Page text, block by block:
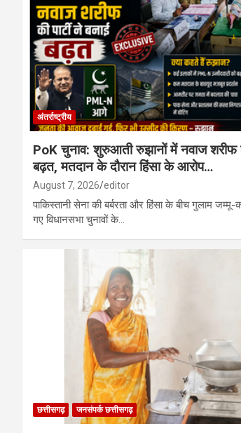
मध्य प्रदेश में दिल दहला देने
बालोद : शासकीय उच्चतर
अंतर्राष्ट्रीय
PoK चुनाव: शुरुआती रुझानों में नवाज शरीफ
बढ़त, मतदान के दौरान हिंसा के आरोप…
August 7, 2026 editor
पाकिस्तानी सेना की बर्बरता और हिंसा के बीच गुलाम जम्मू-
गए विधानसभा चुनावों के…
छत्तीसगढ़ जनसंपर्क छत्तीसगढ़